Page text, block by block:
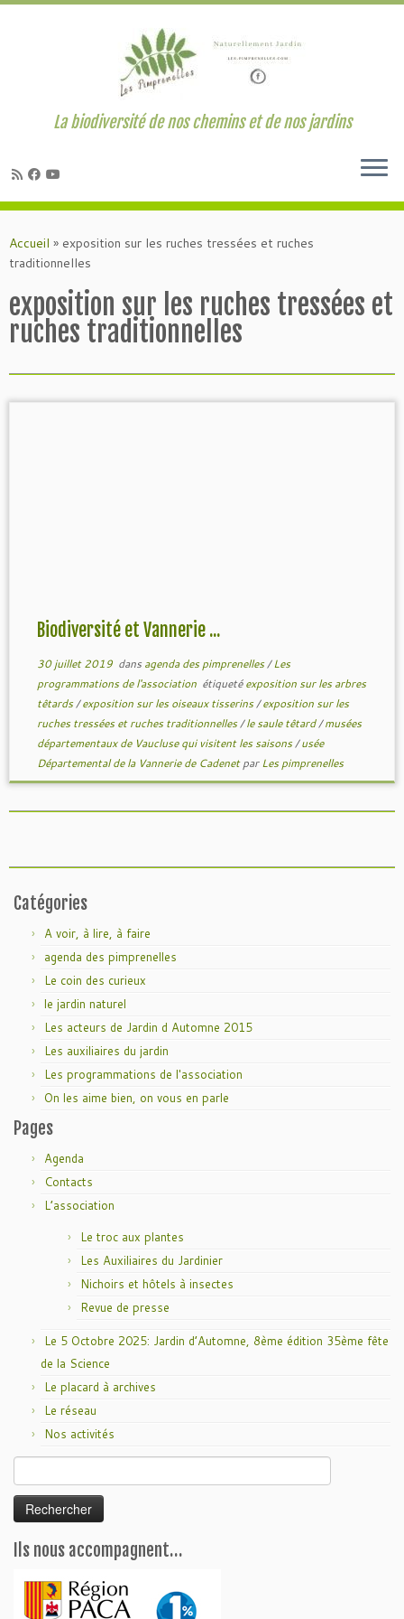
au
contenu
La biodiversité de nos chemins et de nos jardins
Accueil » exposition sur les ruches tressées et ruches
traditionnelles
exposition sur les ruches tressées et
ruches traditionnelles
Biodiversité et Vannerie ...
30 juillet 2019dans agenda des pimprenelles/Les
programmations de l'association étiquetéexposition sur les arbres
têtards/exposition sur les oiseaux tisserins/exposition sur les
ruches tressées et ruches traditionnelles/le saule têtard/musées
départementaux de Vaucluse qui visitent les saisons/usée
Départemental de la Vannerie de CadenetparLes pimprenelles
Catégories
A voir, à lire, à faire
agenda des pimprenelles
Le coin des curieux
le jardin naturel
Les acteurs de Jardin d Automne 2015
Les auxiliaires du jardin
Les programmations de l'association
On les aime bien, on vous en parle
Pages
Agenda
Contacts
L’association
Le troc aux plantes
Les Auxiliaires du Jardinier
Nichoirs et hôtels à insectes
Revue de presse
Le 5 Octobre 2025: Jardin d’Automne, 8ème édition 35ème fête
de la Science
Le placard à archives
Le réseau
Nos activités
Ils nous accompagnent…